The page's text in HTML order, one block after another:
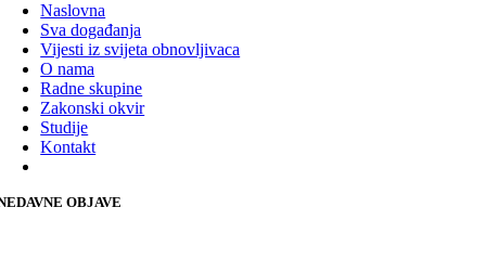
Naslovna
Sva događanja
Vijesti iz svijeta obnovljivaca
O nama
Radne skupine
Zakonski okvir
Studije
Kontakt
OBJAVE